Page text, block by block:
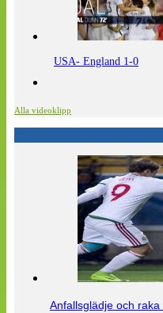
USA- England 1-0
Alla videoklipp
Anfallsglädje och